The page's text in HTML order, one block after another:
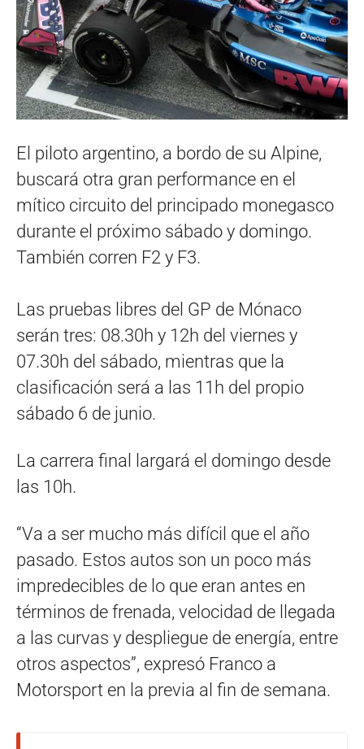
El piloto argentino, a bordo de su Alpine,
buscará otra gran performance en el
mítico circuito del principado monegasco
durante el próximo sábado y domingo.
También corren F2 y F3.
Las pruebas libres del GP de Mónaco
serán tres: 08.30h y 12h del viernes y
07.30h del sábado, mientras que la
clasificación será a las 11h del propio
sábado 6 de junio.
La carrera final largará el domingo desde
las 10h.
“Va a ser mucho más difícil que el año
pasado. Estos autos son un poco más
impredecibles de lo que eran antes en
términos de frenada, velocidad de llegada
a las curvas y despliegue de energía, entre
otros aspectos”, expresó Franco a
Motorsport en la previa al fin de semana.